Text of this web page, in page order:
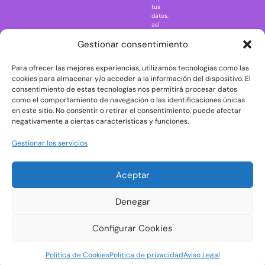
Gestionar consentimiento
Para ofrecer las mejores experiencias, utilizamos tecnologías como las
cookies para almacenar y/o acceder a la información del dispositivo. El
consentimiento de estas tecnologías nos permitirá procesar datos
como el comportamiento de navegación o las identificaciones únicas
en este sitio. No consentir o retirar el consentimiento, puede afectar
negativamente a ciertas características y funciones.
Gestionar los servicios
Aceptar
Denegar
Configurar Cookies
Política de CookiesPolítica de privacidadAviso Legal
Rick and
The Big Bang
Theory
The Blues
Brothers
The
The Shining
Derry
tus
datos,
así
ejercer
consultando
la
información
adicional
y
detallada
sobre